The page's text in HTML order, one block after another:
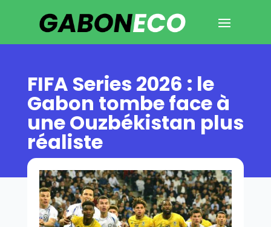
FIFA Series 2026 : le
Gabon tombe face à
une Ouzbékistan plus
réaliste